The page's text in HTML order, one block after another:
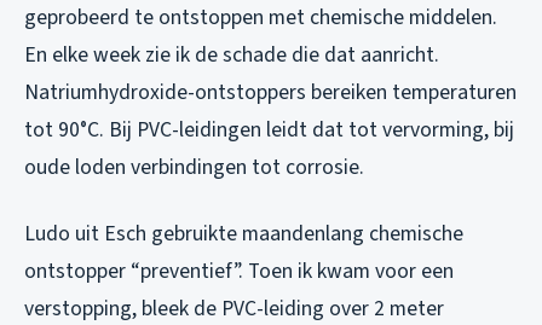
geprobeerd te ontstoppen met chemische middelen.
En elke week zie ik de schade die dat aanricht.
Natriumhydroxide-ontstoppers bereiken temperaturen
tot 90°C. Bij PVC-leidingen leidt dat tot vervorming, bij
oude loden verbindingen tot corrosie.
Ludo uit Esch gebruikte maandenlang chemische
ontstopper “preventief”. Toen ik kwam voor een
verstopping, bleek de PVC-leiding over 2 meter